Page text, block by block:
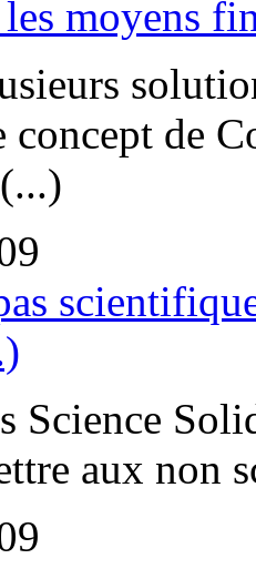
les moyens
concept de
Science
aux non